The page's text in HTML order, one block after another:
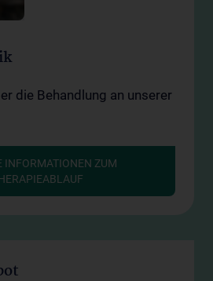
die Behandlung an unserer
INFORMATIONEN ZUM